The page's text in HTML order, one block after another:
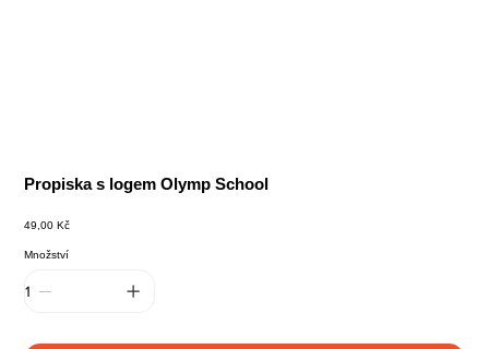
Propiska s logem Olymp School
Cena
49,00 Kč
Množství